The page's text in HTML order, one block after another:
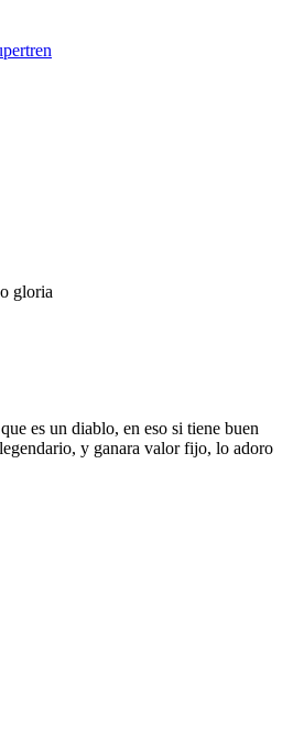
gloria
es un diablo, en eso si tiene buen
y ganara valor fijo, lo adoro